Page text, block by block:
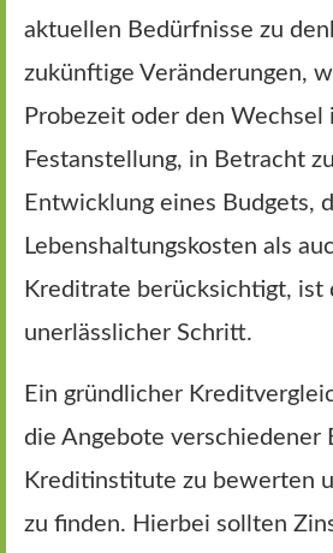
aktuellen Bedürfnisse zu
zukünftige Veränderungen,
Probezeit oder den Wechsel
Festanstellung, in Betracht
Entwicklung eines Budgets,
Lebenshaltungskosten als
Kreditrate berücksichtigt, ist
unerlässlicher Schritt.
Ein gründlicher
die Angebote verschiedener
Kreditinstitute zu bewerten
zu finden. Hierbei sollten